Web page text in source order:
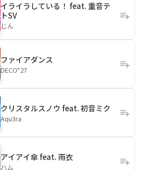
イライラしている！ feat. 重音テ
トSV
じん
ファイアダンス
DECO*27
クリスタルスノウ feat. 初音ミク
Aqu3ra
アイアイ傘 feat. 雨衣
ハム